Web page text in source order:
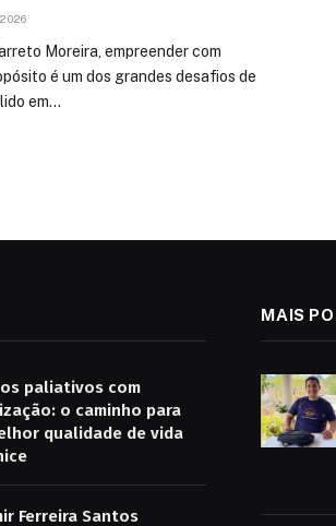
Moreira, empreender com
é um dos grandes desafios de
em…
paliativos com
o caminho para
qualidade de vida
Ferreira Santos
MAIS